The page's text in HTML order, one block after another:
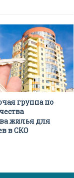
группа по
жилья для
в СКО